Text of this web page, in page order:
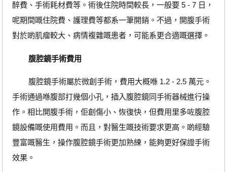
醉費、手術耗材費等。術後住院時間較長，一般要 5 - 7 日，
呢期間嘅住院費、護理費等都系一筆開銷。不過，開腹手術
對於啲肌瘤較大、病情複雜嘅患者，可能系更合適嘅選擇。
腹腔鏡手術費用
腹腔鏡手術屬於微創手術，費用大概喺 1.2 - 2.5 萬元。
手術通過喺腹部打幾個小孔，插入腹腔鏡同手術器械進行操
作。相比開腹手術，佢創傷小、恢復快，但費用里多咗腹腔
鏡設備嘅使用費用。而且，對醫生嘅技術要求更高。啲經驗
豐富嘅醫生，操作腹腔鏡手術更加熟練，能夠更好保證手術
效果。